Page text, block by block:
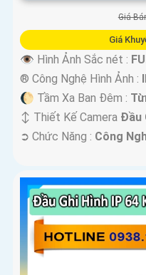
Giá
Giá
👁 Hình Ảnh Sắc nét :
®️ Công Nghệ Hình Ảnh :
🌔 Tầm Xa Ban Đêm :
↕️ Thiết Kế Camera Đầu
️➲ Chức Năng : Công